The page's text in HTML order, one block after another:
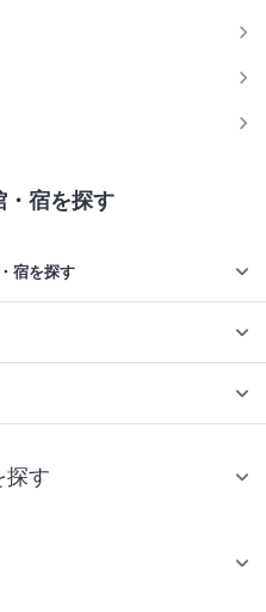
・宿を探す
宿を探す
探す